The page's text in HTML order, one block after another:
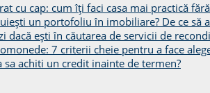
cu cap: cum îți faci casa mai practică
un portofoliu în imobiliare? De ce să
dacă ești în căutarea de servicii de
7 criterii cheie pentru a face
sa achiti un credit inainte de termen?